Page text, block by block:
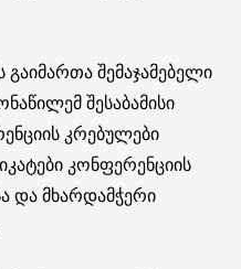
შემაჯამებელი
შესაბამისი
კრებულები
კონფერენციის
და მხარდამჭერი